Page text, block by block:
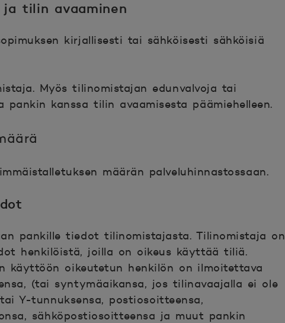
ja tilin avaaminen
kirjallisesti tai sähköisesti sähköisiä
Myös tilinomistajan edunvalvoja tai
kanssa tilin avaamisesta päämiehelleen.
määrän palveluhinnastossaan.
pankille tiedot tilinomistajasta. Tilinomistaja on
henkilöistä, joilla on oikeus käyttää tiliä.
käyttöön oikeutetun henkilön on ilmoitettava
(tai syntymäaikansa, jos tilinavaajalla ei ole
Y-tunnuksensa, postiosoitteensa,
sähköpostiosoitteensa ja muut pankin